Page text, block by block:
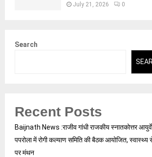
July 21, 2026 0
Search
Recent Posts
Baijnath News :राजीव गांधी राजकीय स्नातकोत्तर
पपरोला में रोगी कल्याण समिति की बैठक आयोजित,
पर मंथन